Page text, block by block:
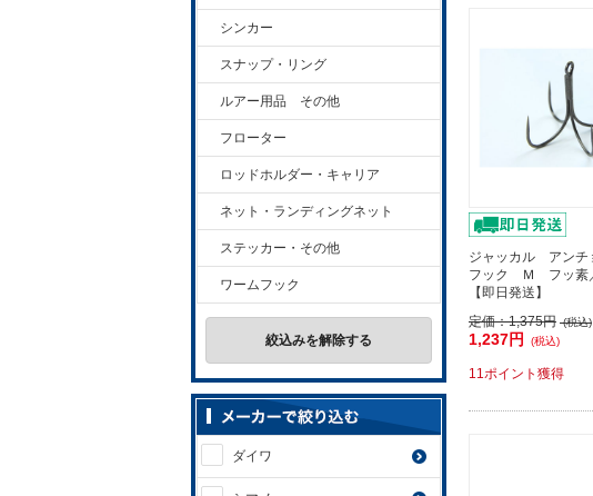
ジャッカル アンチ
フック Ｍ フッ素
【即日発送】
定価：1,375円 (税込)
1,237円 (税込)
11ポイント獲得
シンカー
スナップ・リング
ルアー用品 その他
フローター
ロッドホルダー・キャリア
ネット・ランディングネット
ステッカー・その他
ワームフック
絞込みを解除する
ダイワ